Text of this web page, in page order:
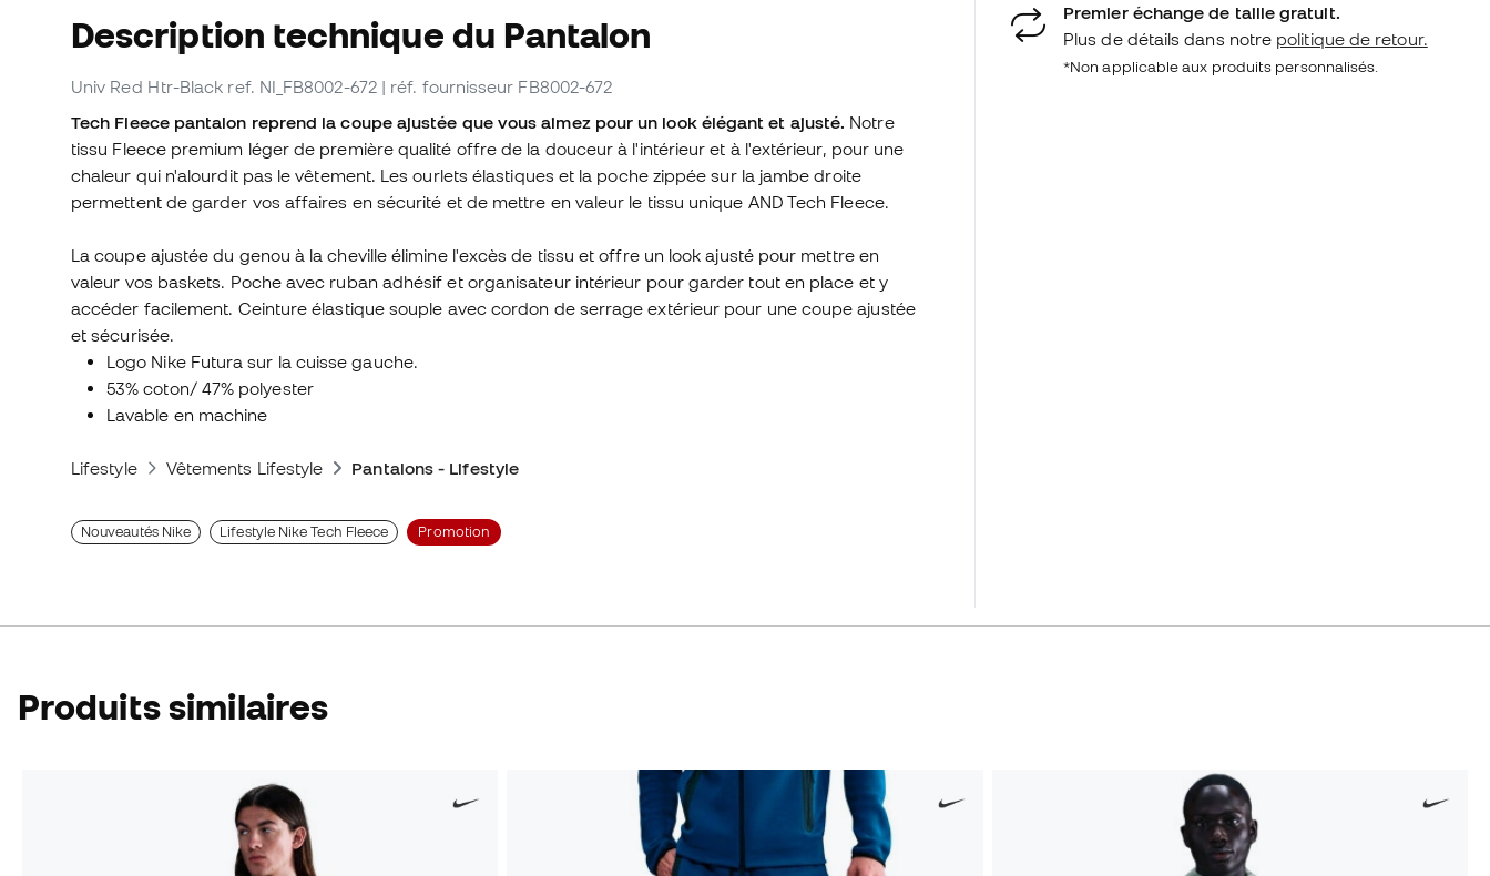
Description technique du Pantalon
Univ Red Htr-Black ref. NI_FB8002-672 | réf. fournisseur FB8002-672
Tech Fleece pantalon reprend la coupe ajustée que vous aimez pour un look élégant et ajusté. Notre
tissu Fleece premium léger de première qualité offre de la douceur à l'intérieur et à l'extérieur, pour une
chaleur qui n'alourdit pas le vêtement. Les ourlets élastiques et la poche zippée sur la jambe droite
permettent de garder vos affaires en sécurité et de mettre en valeur le tissu unique AND Tech Fleece.
La coupe ajustée du genou à la cheville élimine l'excès de tissu et offre un look ajusté pour mettre en
valeur vos baskets. Poche avec ruban adhésif et organisateur intérieur pour garder tout en place et y
accéder facilement. Ceinture élastique souple avec cordon de serrage extérieur pour une coupe ajustée
et sécurisée.
Logo Nike Futura sur la cuisse gauche.
53% coton/ 47% polyester
Lavable en machine
Lifestyle Vêtements Lifestyle Pantalons - Lifestyle
Nouveautés Nike Lifestyle Nike Tech Fleece Promotion
Premier échange de taille gratuit.
Plus de détails dans notre politique de retour.
*Non applicable aux produits personnalisés.
Produits similaires